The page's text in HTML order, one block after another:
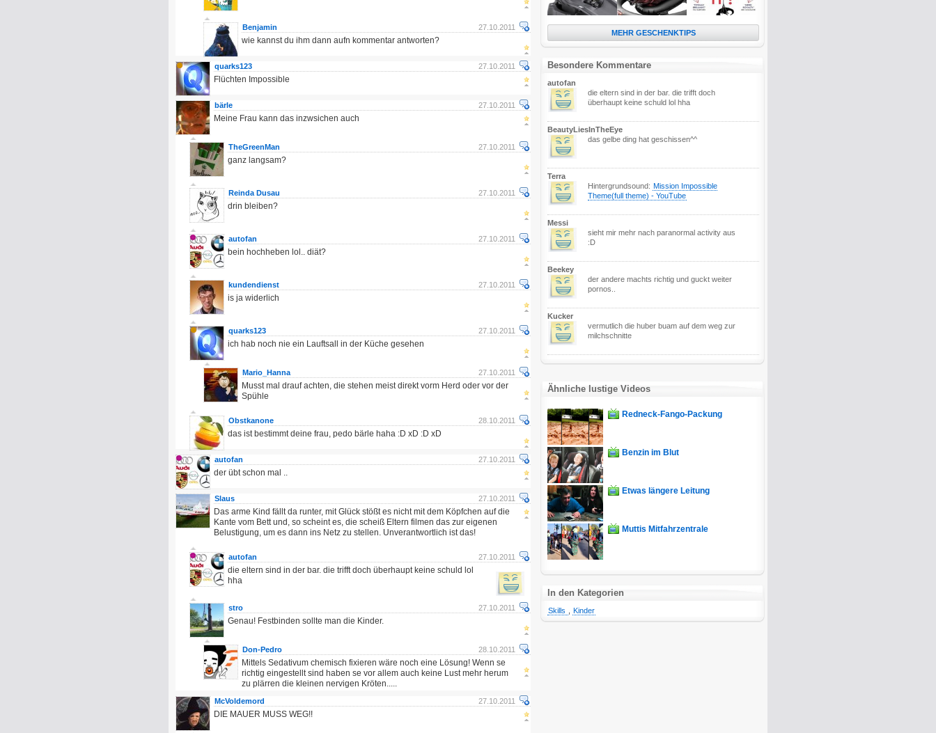
27.10.2011
Benjamin
wie kannst du ihm dann aufn kommentar antworten?
27.10.2011
quarks123
Flüchten Impossible
27.10.2011
bärle
Meine Frau kann das inzwsichen auch
27.10.2011
TheGreenMan
ganz langsam?
27.10.2011
Reinda Dusau
drin bleiben?
27.10.2011
autofan
bein hochheben lol.. diät?
27.10.2011
kundendienst
is ja widerlich
27.10.2011
quarks123
ich hab noch nie ein Lauftsall in der Küche gesehen
27.10.2011
Mario_Hanna
Musst mal drauf achten, die stehen meist direkt vorm Herd oder vor der
Spühle
28.10.2011
Obstkanone
das ist bestimmt deine frau, pedo bärle haha :D xD :D xD
27.10.2011
autofan
der übt schon mal ..
27.10.2011
Slaus
Das arme Kind fällt da runter, mit Glück stößt es nicht mit dem Köpfchen auf die
Kante vom Bett und, so scheint es, die scheiß Eltern filmen das zur eigenen
Belustigung, um es dann ins Netz zu stellen. Unverantwortlich ist das!
27.10.2011
autofan
die eltern sind in der bar. die trifft doch überhaupt keine schuld lol
hha
27.10.2011
stro
Genau! Festbinden sollte man die Kinder.
28.10.2011
Don-Pedro
Mittels Sedativum chemisch fixieren wäre noch eine Lösung! Wenn se
richtig eingestellt sind haben se vor allem auch keine Lust mehr herum
zu plärren die kleinen nervigen Kröten.....
27.10.2011
McVoldemord
DIE MAUER MUSS WEG!!
MEHR GESCHENKTIPS
Besondere Kommentare
autofan
die eltern sind in der bar. die trifft doch
überhaupt keine schuld lol hha
BeautyLiesInTheEye
das gelbe ding hat geschissen^^
Terra
Hintergrundsound: Mission Impossible
Theme(full theme) - YouTube
Messi
sieht mir mehr nach paranormal activity aus
:D
Beekey
der andere machts richtig und guckt weiter
pornos..
Kucker
vermutlich die huber buam auf dem weg zur
milchschnitte
Ähnliche lustige Videos
Redneck-Fango-Packung
Benzin im Blut
Etwas längere Leitung
Muttis Mitfahrzentrale
In den Kategorien
Skills Kinder